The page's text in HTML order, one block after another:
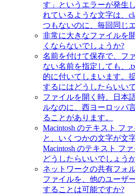
す」というエラーが発生
れているような文字は、
つもないのに、毎回同じ
非常に大きなファイルを
くならないでしょうか?
名前を付けて保存で、フ
ない名前を指定しても、
的に付いてしまいます。
するにはどうしたらいい
ファイルを開く時、日本
ルなのに、西ヨーロッパ
ることがあります。
Macintosh のテキスト フ
と、いくつかの文字が文
Macintosh のテキスト フ
どうしたらいいでしょう
ネットワークの共有フォ
ファイルを、他のユーザ
することは可能ですか?